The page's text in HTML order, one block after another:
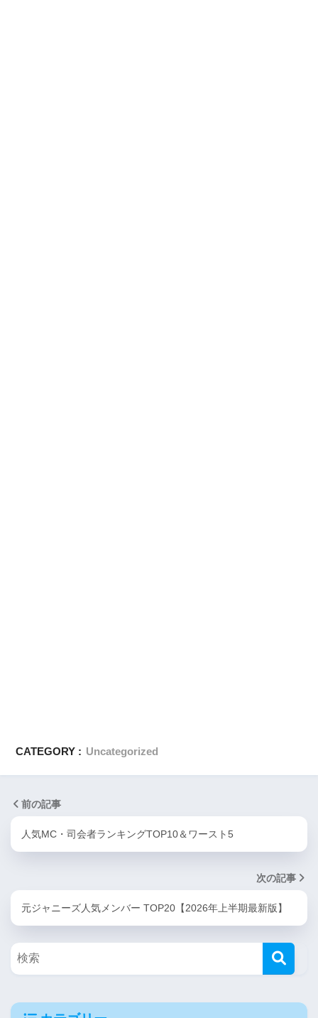
CATEGORY : Uncategorized
前の記事
人気MC・司会者ランキングTOP10＆ワースト5
次の記事
元ジャニーズ人気メンバー TOP20【2026年上半期最新版】